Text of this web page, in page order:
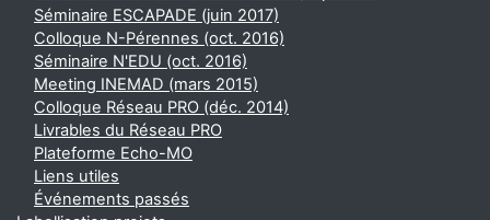
Séminaire ESCAPADE (juin 2017)
Colloque N-Pérennes (oct. 2016)
Séminaire N'EDU (oct. 2016)
Meeting INEMAD (mars 2015)
Colloque Réseau PRO (déc. 2014)
Livrables du Réseau PRO
Plateforme Echo-MO
Liens utiles
Événements passés